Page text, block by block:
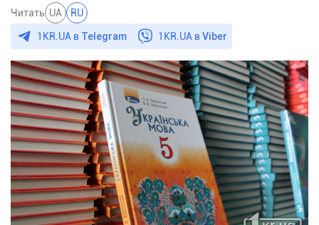
Читать UA RU
1KR.UA в Telegram 1KR.UA вViber